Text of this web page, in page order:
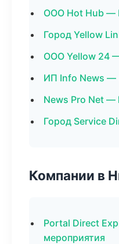
ООО Hot Hub —
Город Yellow
ООО Yellow 24
ИП Info News —
News Pro Net —
Город Service
Компании в
Portal Direct
мероприятия